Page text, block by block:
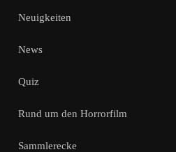
Neuigkeiten
News
Quiz
Rund um den Horrorfilm
Sammlerecke